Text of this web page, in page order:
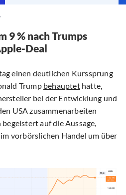
9 % nach Trumps
Deal
einen deutlichen Kurssprung
Trump behauptethatte,
bei der Entwicklung und
USA zusammenarbeiten
auf die Aussage,
vorbörslichen Handel um über